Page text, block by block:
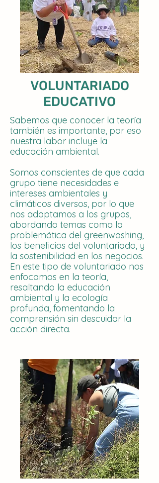
VOLUNTARIADO
EDUCATIVO
Sabemos que conocer la teoría
también es importante, por eso
nuestra labor incluye la
educación ambiental.
Somos conscientes de que cada
grupo tiene necesidades e
intereses ambientales y
climáticos diversos, por lo que
nos adaptamos a los grupos,
abordando temas como la
problemática del greenwashing,
los beneficios del voluntariado, y
la sostenibilidad en los negocios.
En este tipo de voluntariado nos
enfocamos en la teoría,
resaltando la educación
ambiental y la ecología
profunda, fomentando la
comprensión sin descuidar la
acción directa.